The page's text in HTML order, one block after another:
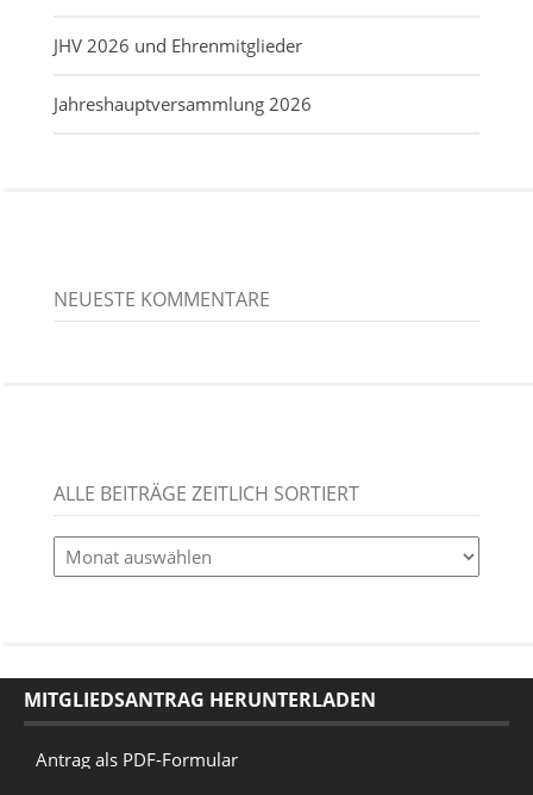
JHV 2026 und Ehrenmitglieder
Jahreshauptversammlung 2026
NEUESTE KOMMENTARE
ALLE BEITRÄGE ZEITLICH SORTIERT
alle
Beiträge
zeitlich
MITGLIEDSANTRAG HERUNTERLADEN
Antrag als PDF-Formular